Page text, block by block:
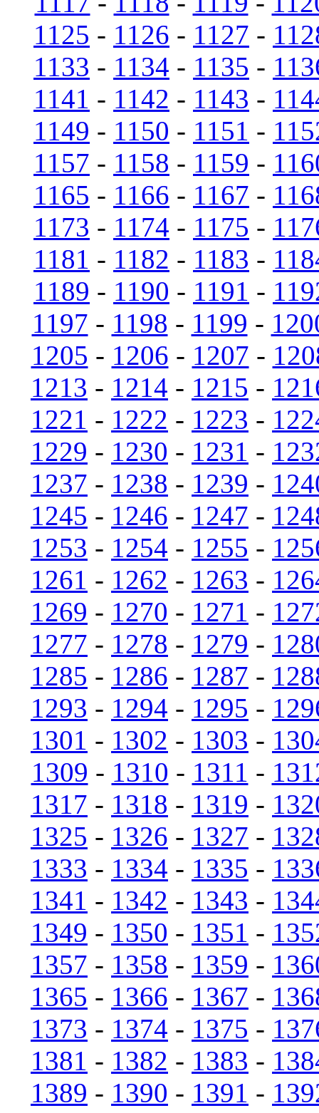
1125 - 1126 - 1127 -
1133 - 1134 - 1135 -
1141 - 1142 - 1143 -
1149 - 1150 - 1151 -
1157 - 1158 - 1159 -
1165 - 1166 - 1167 -
1173 - 1174 - 1175 -
1181 - 1182 - 1183 -
1189 - 1190 - 1191 -
1197 - 1198 - 1199 -
1205 - 1206 - 1207 -
1213 - 1214 - 1215 -
1221 - 1222 - 1223 -
1229 - 1230 - 1231 -
1237 - 1238 - 1239 -
1245 - 1246 - 1247 -
1253 - 1254 - 1255 -
1261 - 1262 - 1263 -
1269 - 1270 - 1271 -
1277 - 1278 - 1279 -
1285 - 1286 - 1287 -
1293 - 1294 - 1295 -
1301 - 1302 - 1303 -
1309 - 1310 - 1311 -
1317 - 1318 - 1319 -
1325 - 1326 - 1327 -
1333 - 1334 - 1335 -
1341 - 1342 - 1343 -
1349 - 1350 - 1351 -
1357 - 1358 - 1359 -
1365 - 1366 - 1367 -
1373 - 1374 - 1375 -
1381 - 1382 - 1383 -
1389 - 1390 - 1391 -